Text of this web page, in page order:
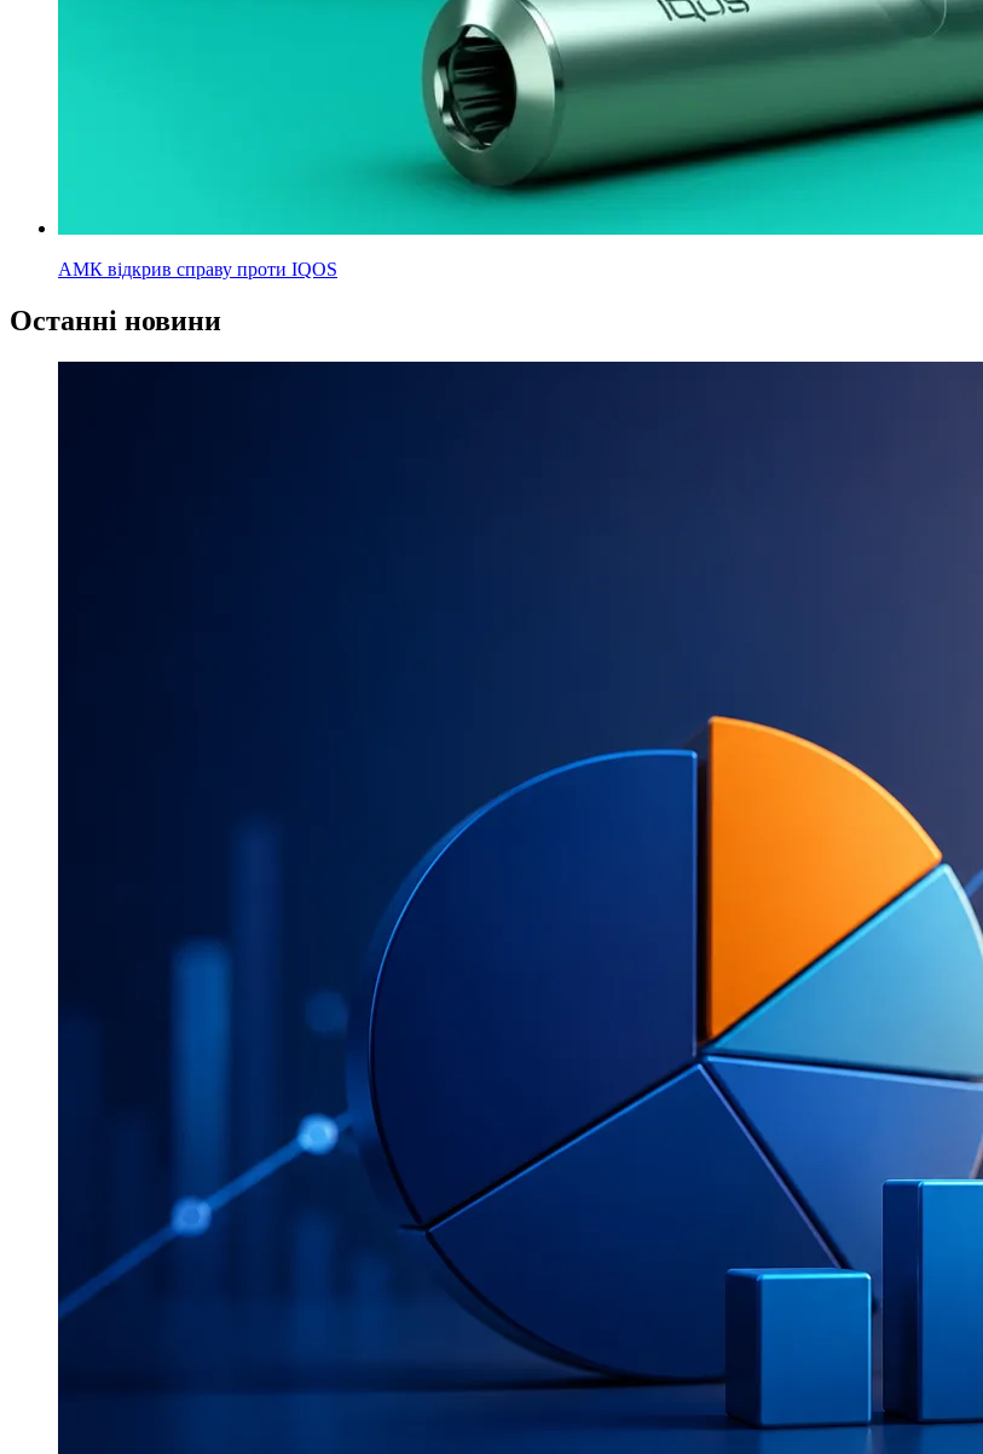
АМК відкрив справу проти IQOS
Останні новини